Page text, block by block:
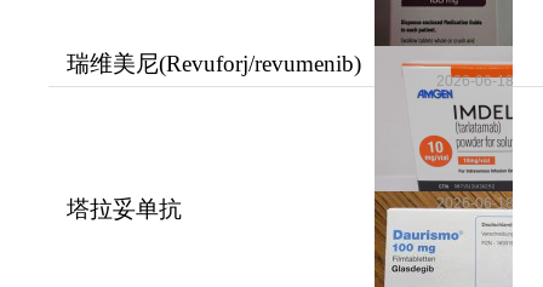
瑞维美尼(Revuforj/revumenib)
作为menin蛋
塔拉妥单抗
2026-06-18
2026-06-18